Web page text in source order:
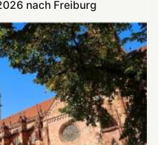
nach Freiburg